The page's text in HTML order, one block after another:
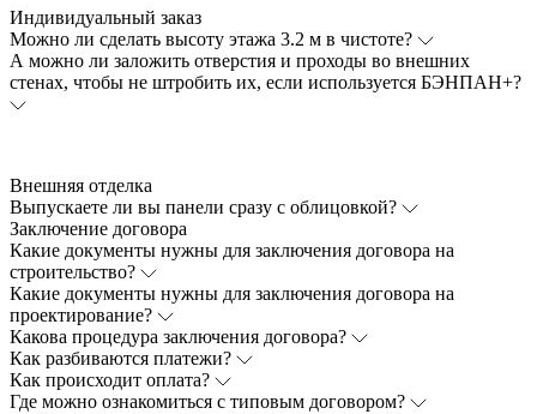
Индивидуальный заказ
Можно ли сделать высоту этажа 3.2 м в чистоте?
А можно ли заложить отверстия и проходы во внешних
стенах, чтобы не штробить их, если используется БЭНПАН+?
Внешняя отделка
Выпускаете ли вы панели сразу с облицовкой?
Заключение договора
Какие документы нужны для заключения договора на
строительство?
Какие документы нужны для заключения договора на
проектирование?
Какова процедура заключения договора?
Как разбиваются платежи?
Как происходит оплата?
Где можно ознакомиться с типовым договором?